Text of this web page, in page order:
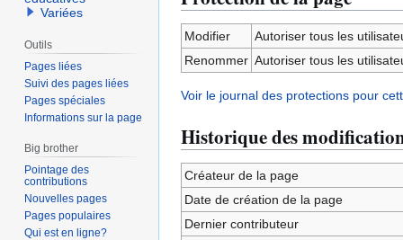
Modifier
Autoriser tous les
Renommer Autoriser tous les
Voir le journal des protections pour
Historique des
Créateur de la page
Date de création de la page
Dernier contributeur
Variées
Outils
Pages liées
Suivi des pages liées
Pages spéciales
Informations sur la page
Big brother
Pointage des
contributions
Nouvelles pages
Pages populaires
Qui est en ligne?